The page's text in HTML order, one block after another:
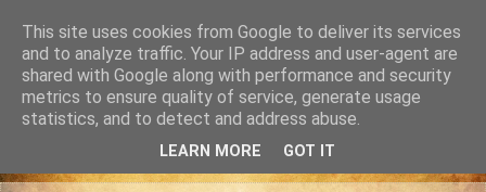
This site uses cookies from Google to deliver its services
and to analyze traffic. Your IP address and user-agent are
shared with Google along with performance and security
metrics to ensure quality of service, generate usage
statistics, and to detect and address abuse.
LEARN MORE GOT IT